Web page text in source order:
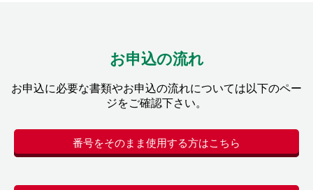
お申込の流れ
お申込に必要な書類やお申込の流れについては以下のペー
ジをご確認下さい。
番号をそのまま使用する方はこちら